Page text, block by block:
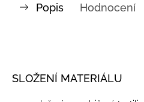
Popis Hodnocení
SLOŽENÍ MATERIÁLU